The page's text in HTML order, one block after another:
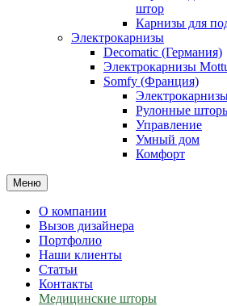
штор
Карнизы для
Электрокарнизы
Decomatic (Германия)
Электрокарнизы
Somfy (Франция)
Рулонные
Управление
Умный дом
Комфорт
Меню
О компании
Вызов дизайнера
Портфолио
Наши клиенты
Статьи
Контакты
Медицинские шторы